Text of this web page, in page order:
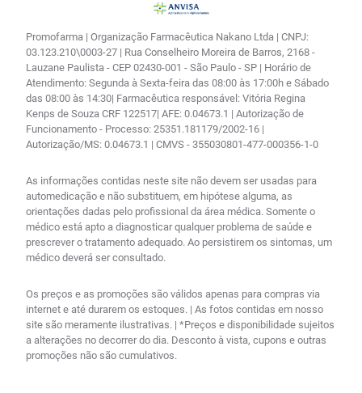
Promofarma | Organização Farmacêutica Nakano Ltda | CNPJ:
03.123.210\0003-27 | Rua Conselheiro Moreira de Barros, 2168 -
Lauzane Paulista - CEP 02430-001 - São Paulo - SP | Horário de
Atendimento: Segunda à Sexta-feira das 08:00 às 17:00h e Sábado
das 08:00 às 14:30| Farmacêutica responsável: Vitória Regina
Kenps de Souza CRF 122517| AFE: 0.04673.1 | Autorização de
Funcionamento - Processo: 25351.181179/2002-16 |
Autorização/MS: 0.04673.1 | CMVS - 355030801-477-000356-1-0
As informações contidas neste site não devem ser usadas para
automedicação e não substituem, em hipótese alguma, as
orientações dadas pelo profissional da área médica. Somente o
médico está apto a diagnosticar qualquer problema de saúde e
prescrever o tratamento adequado. Ao persistirem os sintomas, um
médico deverá ser consultado.
Os preços e as promoções são válidos apenas para compras via
internet e até durarem os estoques. | As fotos contidas em nosso
site são meramente ilustrativas. | *Preços e disponibilidade sujeitos
a alterações no decorrer do dia. Desconto à vista, cupons e outras
promoções não são cumulativos.